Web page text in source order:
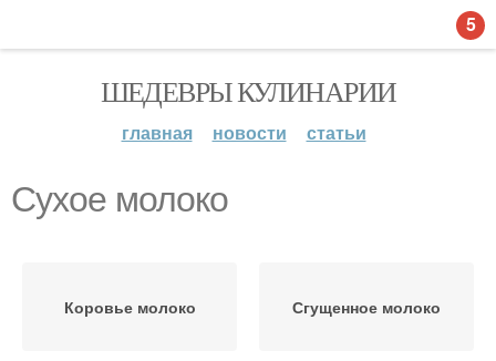
ШЕДЕВРЫ КУЛИНАРИИ
главная новости статьи
Сухое молоко
Коровье молоко Сгущенное молоко
5